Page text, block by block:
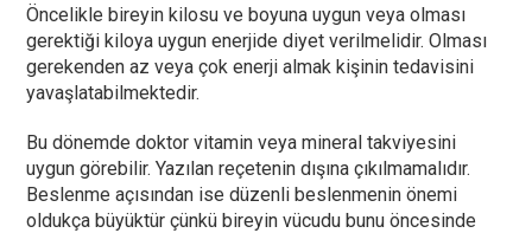
Öncelikle bireyin kilosu ve boyuna uygun veya olması
gerektiği kiloya uygun enerjide diyet verilmelidir. Olması
gerekenden az veya çok enerji almak kişinin tedavisini
yavaşlatabilmektedir.
Bu dönemde doktor vitamin veya mineral takviyesini
uygun görebilir. Yazılan reçetenin dışına çıkılmamalıdır.
Beslenme açısından ise düzenli beslenmenin önemi
oldukça büyüktür çünkü bireyin vücudu bunu öncesinde